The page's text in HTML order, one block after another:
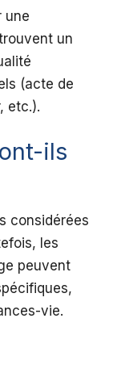
une
un
(acte de
etc.).
ils
considérées
les
peuvent
vie.